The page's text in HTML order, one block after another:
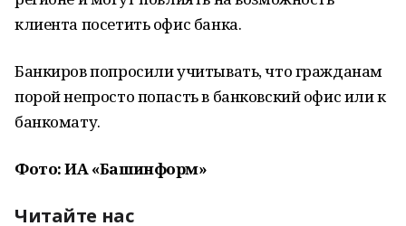
клиента посетить офис банка.
Банкиров попросили учитывать, что гражданам
порой непросто попасть в банковский офис или к
банкомату.
Фото: ИА «Башинформ»
Читайте нас